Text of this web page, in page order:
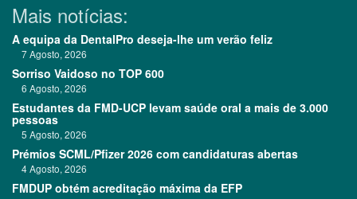
Mais notícias:
A equipa da DentalPro deseja-lhe um verão feliz
7 Agosto, 2026
Sorriso Vaidoso no TOP 600
6 Agosto, 2026
Estudantes da FMD-UCP levam saúde oral a mais de 3.000
pessoas
5 Agosto, 2026
Prémios SCML/Pfizer 2026 com candidaturas abertas
4 Agosto, 2026
FMDUP obtém acreditação máxima da EFP